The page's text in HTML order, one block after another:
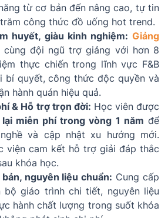
từ cơ bản đến nâng cao, tự tin
công thức đồ uống hot trend.
huyết, giàu kinh nghiệm: Giảng
cùng đội ngũ trợ giảng với hơn 8
thực chiến trong lĩnh vực F&B
bí quyết, công thức độc quyền và
hành quán hiệu quả.
& Hỗ trợ trọn đời: Học viên được
miễn phí trong vòng 1 năm để
và cập nhật xu hướng mới.
viện cam kết hỗ trợ giải đáp thắc
khóa học.
nguyên liệu chuẩn: Cung cấp
bộ giáo trình chi tiết, nguyên liệu
hành chất lượng trong suốt khóa